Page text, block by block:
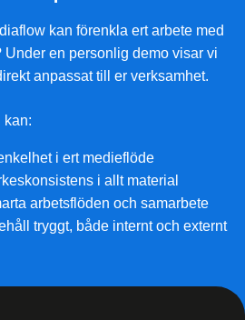
kan förenkla ert arbete med
Under en personlig demo visar vi
anpassat till er verksamhet.
kan:
i ert medieflöde
i allt material
arbetsflöden och samarbete
tryggt, både internt och externt